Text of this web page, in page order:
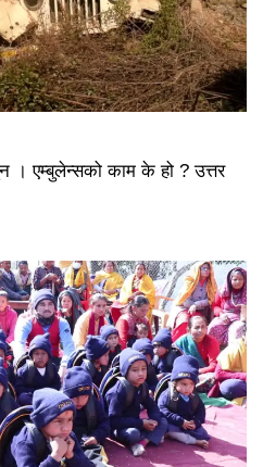
। एम्बुलेन्सको काम के हो ? उत्तर